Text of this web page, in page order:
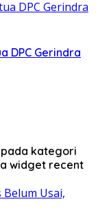
DPC Gerindra
kategori
widget recent